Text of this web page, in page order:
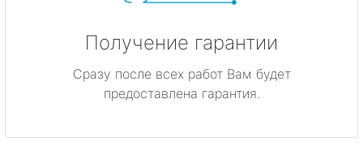
Получение гарантии
Сразу после всех работ Вам будет
предоставлена гарантия.